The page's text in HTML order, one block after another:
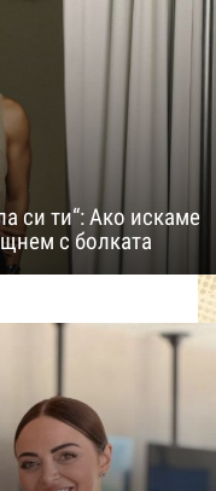
си ти“: Ако искаме
с болката